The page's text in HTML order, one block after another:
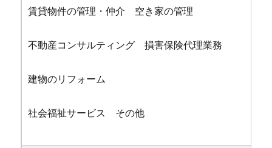
賃貸物件の管理・仲介 空き家の管理
不動産コンサルティング 損害保険代理業務
建物のリフォーム
社会福祉サービス その他